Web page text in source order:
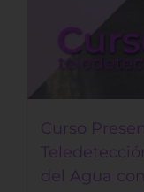
Curso
del Agua